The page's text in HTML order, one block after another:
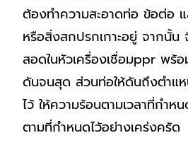
ต้องทำความสะอาดท่อ ข้อต่อ แ
หรือสิ่งสกปรกเกาะอยู่ จากนั้น
สอดในหัวเครื่องเชื่อมppr พร้
ดันจนสุด ส่วนท่อให้ดันถึงตำแ
ไว้ ให้ความร้อนตามเวลาที่กำห
ตามที่กำหนดไว้อย่างเคร่งครัด